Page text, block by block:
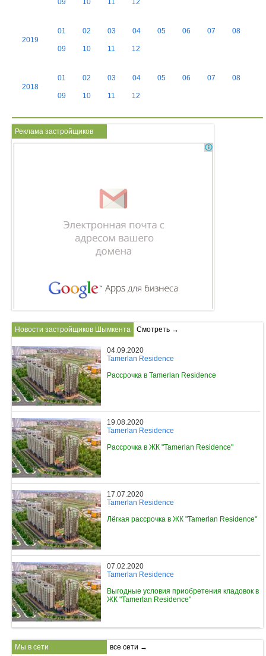
09 10 11 12
2019
01 02 03 04 05 06 07 08
09 10 11 12
2018
01 02 03 04 05 06 07 08
09 10 11 12
Реклама застройщиков
Новости застройщиков Шымкента Смотреть →
04.09.2020
Tamerlan Residence
Рассрочка в Tamerlan Residence
19.08.2020
Tamerlan Residence
Рассрочка в ЖК "Tamerlan Residence"
17.07.2020
Tamerlan Residence
Лёгкая рассрочка в ЖК "Tamerlan Residence"
07.02.2020
Tamerlan Residence
Выгодные условия приобретения кладовок в
ЖК "Tamerlan Residence"
Мы в сети все сети →